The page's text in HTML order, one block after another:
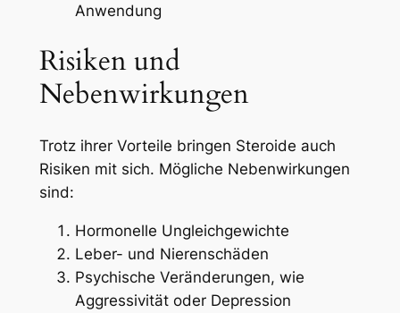
Anwendung
Risiken und
Nebenwirkungen
Trotz ihrer Vorteile bringen Steroide auch
Risiken mit sich. Mögliche Nebenwirkungen
sind:
Hormonelle Ungleichgewichte
Leber- und Nierenschäden
Psychische Veränderungen, wie
Aggressivität oder Depression